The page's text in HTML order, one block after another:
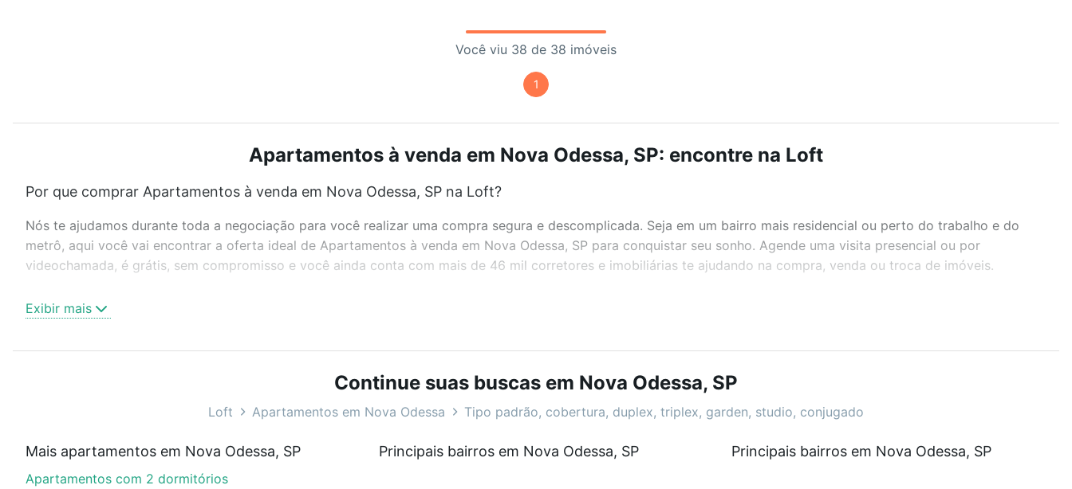
Você viu 38 de 38 imóveis
1
Apartamentos à venda em Nova Odessa, SP: encontre na Loft
Por que comprar Apartamentos à venda em Nova Odessa, SP na Loft?
Nós te ajudamos durante toda a negociação para você realizar uma compra segura e descomplicada. Seja em um bairro mais residencial ou perto do trabalho e do
metrô, aqui você vai encontrar a oferta ideal de Apartamentos à venda em Nova Odessa, SP para conquistar seu sonho. Agende uma visita presencial ou por
videochamada, é grátis, sem compromisso e você ainda conta com mais de 46 mil corretores e imobiliárias te ajudando na compra, venda ou troca de imóveis.
ou sem vaga de garagem para combinar perfeitamente com o preço, metragem e comodidades, como piscina, academia, salão de festas ou área verde e encontrar
Apartamentos à venda em Nova Odessa, SP ideal para você na Loft.
Qual o preço de Apartamentos à venda em Nova Odessa, SP?
imobiliário as parcelas podem se adequar ao seu orçamento. Se ainda tem alguma dúvida dos custos envolvidos no processo de compra, veja em nosso portal
custa comprar um apartamento e conte com a gente para comprar o imóvel dos seus sonhos com segurança e conforto. Loft, com você até as chaves.
Exibir mais
Continue suas buscas em Nova Odessa, SP
Loft Apartamentos em Nova Odessa Tipo padrão, cobertura, duplex, triplex, garden, studio, conjugado
Mais apartamentos em Nova Odessa, SP
Apartamentos com 2 dormitórios
Principais bairros em Nova Odessa, SP Principais bairros em Nova Odessa, SP